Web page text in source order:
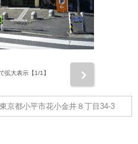
拡大表示【1/1】
東京都小平市花小金井８丁目34-3